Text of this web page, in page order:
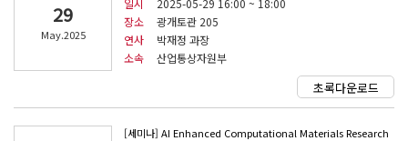
29
May.2025
일시
2025-05-29 16:00 ~ 18:00
장소
광개토관 205
연사
박재정 과장
소속
산업통상자원부
초록다운로드
[세미나] AI Enhanced Computational Materials Research